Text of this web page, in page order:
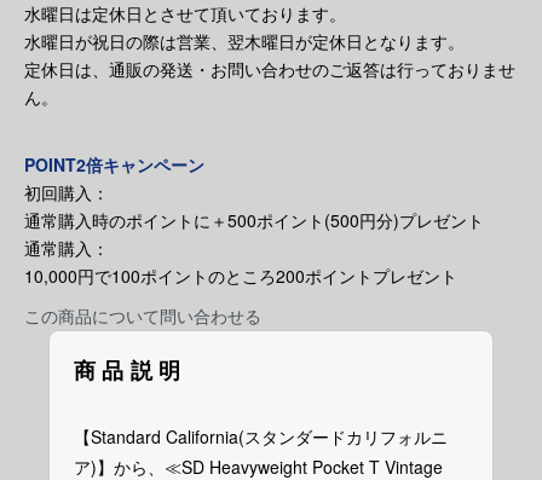
水曜日は定休日とさせて頂いております。
水曜日が祝日の際は営業、翌木曜日が定休日となります。
定休日は、通販の発送・お問い合わせのご返答は行っておりませ
ん。
POINT2倍キャンペーン
初回購入：
通常購入時のポイントに＋500ポイント(500円分)プレゼント
通常購入：
10,000円で100ポイントのところ200ポイントプレゼント
この商品について問い合わせる
商品説明
【Standard California(スタンダードカリフォルニ
ア)】から、≪SD Heavyweight Pocket T Vintage